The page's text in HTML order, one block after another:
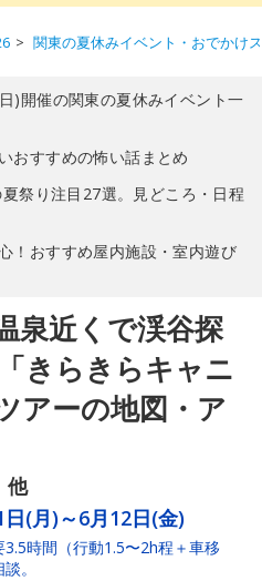
関東の夏休みイベント・おでかけ
)開催の関東の夏休みイベント一
おすすめの怖い話まとめ
夏祭り注目27選。見どころ・日程
！おすすめ屋内施設・室内遊び
泉近くで渓谷探
きらきらキャニ
アーの地図・ア
他
(月)～6月12日(金)
時間（行動1.5〜2h程＋車移
。